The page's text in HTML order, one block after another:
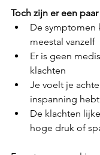
Toch zijn er een
De symptomen
meestal vanzelf
Er is geen
klachten
Je voelt je
inspanning
De klachten
hoge druk of